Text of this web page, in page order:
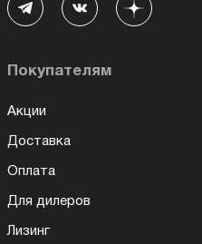
Покупателям
Акции
Доставка
Оплата
Для дилеров
Лизинг